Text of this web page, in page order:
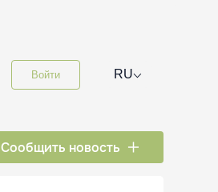
Войти RU⌵
Сообщить новость